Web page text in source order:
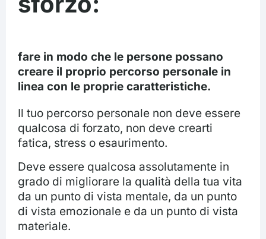
fare in modo che le persone possano
creare il proprio percorso personale in
linea con le proprie caratteristiche.
Il tuo percorso personale non deve essere
qualcosa di forzato, non deve crearti
fatica, stress o esaurimento.
Deve essere qualcosa assolutamente in
grado di migliorare la qualità della tua vita
da un punto di vista mentale, da un punto
di vista emozionale e da un punto di vista
materiale.